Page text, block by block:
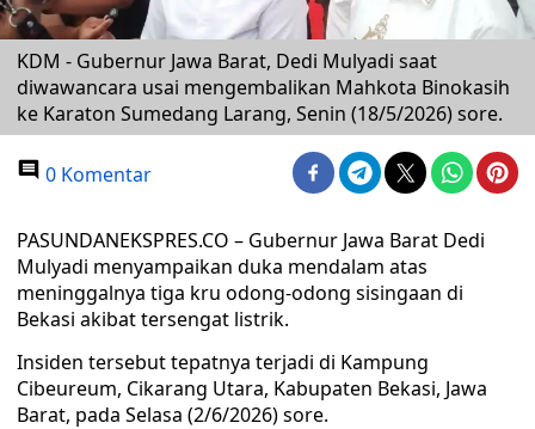
KDM - Gubernur Jawa Barat, Dedi Mulyadi saat
diwawancara usai mengembalikan Mahkota Binokasih
ke Karaton Sumedang Larang, Senin (18/5/2026) sore.
0 Komentar
PASUNDANEKSPRES.CO – Gubernur Jawa Barat Dedi
Mulyadi menyampaikan duka mendalam atas
meninggalnya tiga kru odong-odong sisingaan di
Bekasi akibat tersengat listrik.
Insiden tersebut tepatnya terjadi di Kampung
Cibeureum, Cikarang Utara, Kabupaten Bekasi, Jawa
Barat, pada Selasa (2/6/2026) sore.